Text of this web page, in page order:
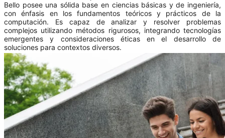
Bello posee una sólida base en ciencias básicas y de ingeniería,
con énfasis en los fundamentos teóricos y prácticos de la
computación. Es capaz de analizar y resolver problemas
complejos utilizando métodos rigurosos, integrando tecnologías
emergentes y consideraciones éticas en el desarrollo de
soluciones para contextos diversos.